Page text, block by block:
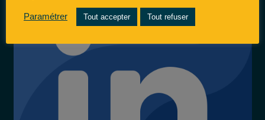
Paramétrer Tout accepter Tout refuser